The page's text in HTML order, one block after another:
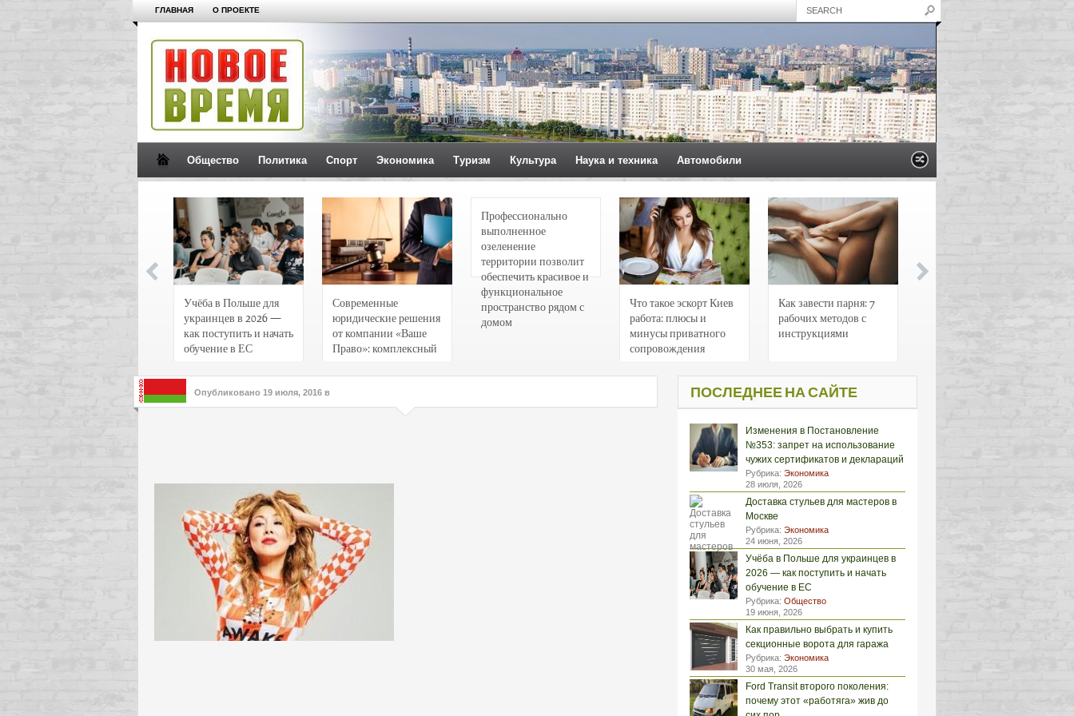
ГЛАВНАЯ О ПРОЕКТЕ
Общество Политика Спорт Экономика Туризм Культура Наука и техника Автомобили
Учёба в Польше для
украинцев в 2026 —
как поступить и начать
обучение в ЕС
Современные
юридические решения
от компании «Ваше
Право»: комплексный
интересов клиентов
Профессионально
выполненное
озеленение
территории позволит
обеспечить красивое и
функциональное
пространство рядом с
домом
Что такое эскорт Киев
работа: плюсы и
минусы приватного
сопровождения
Как завести парня: 7
рабочих методов с
инструкциями
Опубликовано 19 июля, 2016 в ПОСЛЕДНЕЕ НА САЙТЕ
Изменения в Постановление
№353: запрет на использование
чужих сертификатов и деклараций
Рубрика: Экономика
28 июля, 2026
Доставка стульев для мастеров в
Москве
Рубрика: Экономика
24 июня, 2026
Учёба в Польше для украинцев в
2026 — как поступить и начать
обучение в ЕС
Рубрика: Общество
19 июня, 2026
Как правильно выбрать и купить
секционные ворота для гаража
Рубрика: Экономика
30 мая, 2026
Ford Transit второго поколения:
почему этот «работяга» жив до